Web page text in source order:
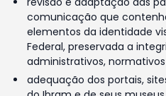
comunicação que
elementos da identidade
Federal, preservada a
administrativos,
adequação dos portais,